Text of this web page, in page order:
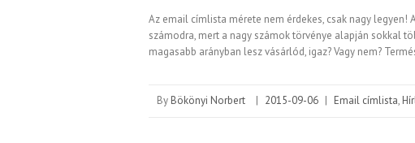
Az email címlista mérete nem érdekes, csak nagy
számodra, mert a nagy számok törvénye alapján sokkal
magasabb arányban lesz vásárlód, igaz? Vagy nem?
By Bökönyi Norbert | 2015-09-06 | Email címlista,